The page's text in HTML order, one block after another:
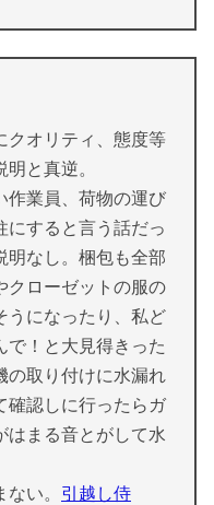
クオリティ、態度等
と真逆。
作業員、荷物の運び
にすると言う話だっ
明なし。梱包も全部
クローゼットの服の
うになったり、私ど
で！と大見得きった
の取り付けに水漏れ
確認しに行ったらガ
はまる音とがして水
い。
引越し侍